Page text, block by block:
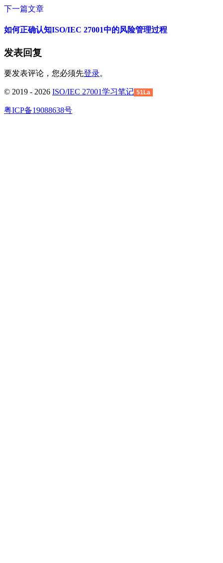
下一篇文章
如何正确认知ISO/IEC 27001中的风险管理过程
发表回复
要发表评论，您必须先登录。
© 2019 - 2026 ISO/IEC 27001学习笔记 51La
粤ICP备19088638号